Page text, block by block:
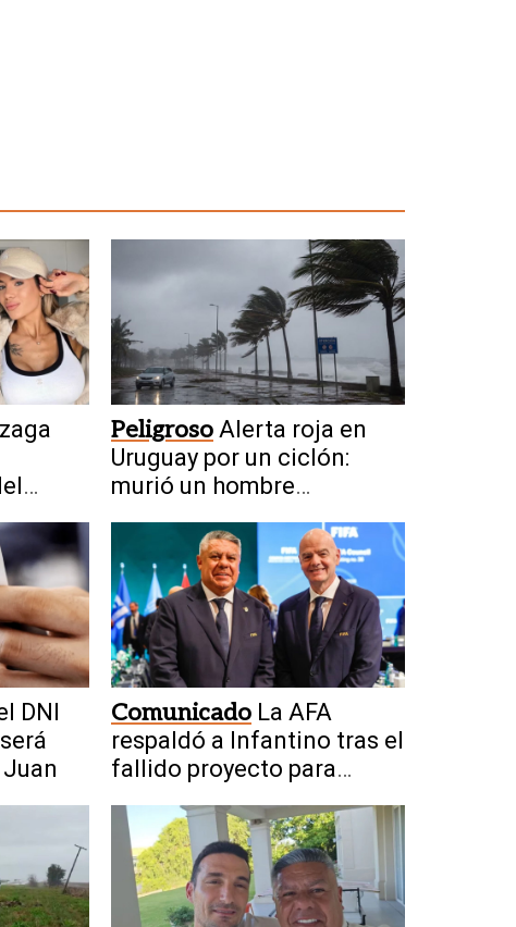
Peligroso Alerta roja en
Uruguay por un ciclón:
murió un hombre
DNI
Comunicado La AFA
respaldó a Infantino tras el
fallido proyecto para